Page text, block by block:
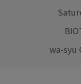
wa-syu